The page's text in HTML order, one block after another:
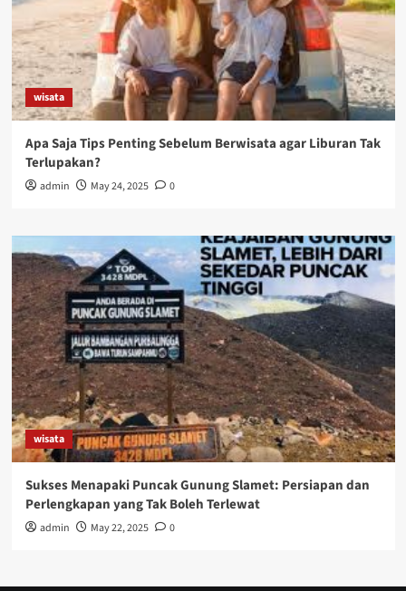
wisata
Apa Saja Tips Penting Sebelum Berwisata agar Liburan Tak
Terlupakan?
admin May 24, 2025 0
wisata
Sukses Menapaki Puncak Gunung Slamet: Persiapan dan
Perlengkapan yang Tak Boleh Terlewat
admin May 22, 2025 0